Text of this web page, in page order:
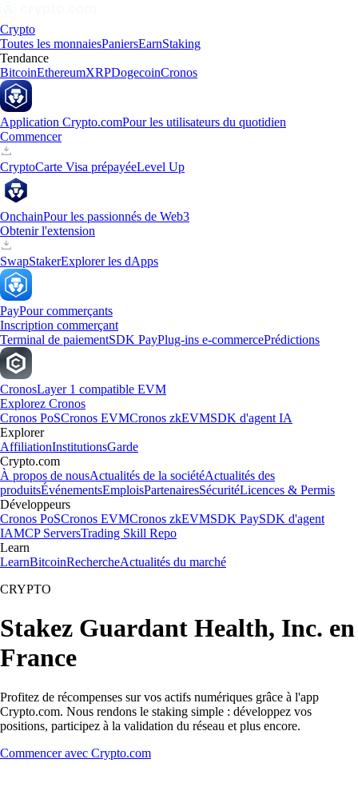
Crypto
Toutes les monnaiesPaniersEarnStaking
Tendance
BitcoinEthereumXRPDogecoinCronos
Application Crypto.comPour les utilisateurs du quotidien
Commencer
CryptoCarte Visa prépayéeLevel Up
OnchainPour les passionnés de Web3
Obtenir l'extension
SwapStakerExplorer les dApps
PayPour commerçants
Inscription commerçant
Terminal de paiementSDK PayPlug-ins e-commercePrédictions
CronosLayer 1 compatible EVM
Explorez Cronos
Cronos PoSCronos EVMCronos zkEVMSDK d'agent IA
Explorer
AffiliationInstitutionsGarde
Crypto.com
À propos de nousActualités de la sociétéActualités des
produitsÉvénementsEmploisPartenairesSécuritéLicences & Permis
Développeurs
Cronos PoSCronos EVMCronos zkEVMSDK PaySDK d'agent
IAMCP ServersTrading Skill Repo
Learn
LearnBitcoinRechercheActualités du marché
CRYPTO
Stakez Guardant Health, Inc. en
France
Profitez de récompenses sur vos actifs numériques grâce à l'app
Crypto.com. Nous rendons le staking simple : développez vos
positions, participez à la validation du réseau et plus encore.
Commencer avec Crypto.com